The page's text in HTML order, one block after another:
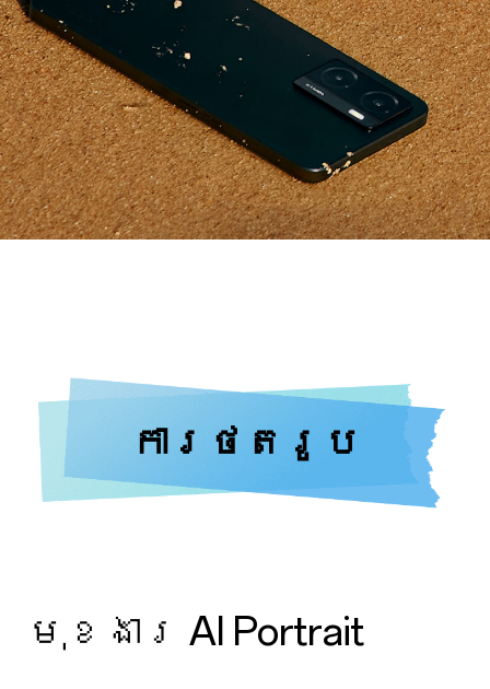
ការថតរូប
មុខងារ AI Portrait